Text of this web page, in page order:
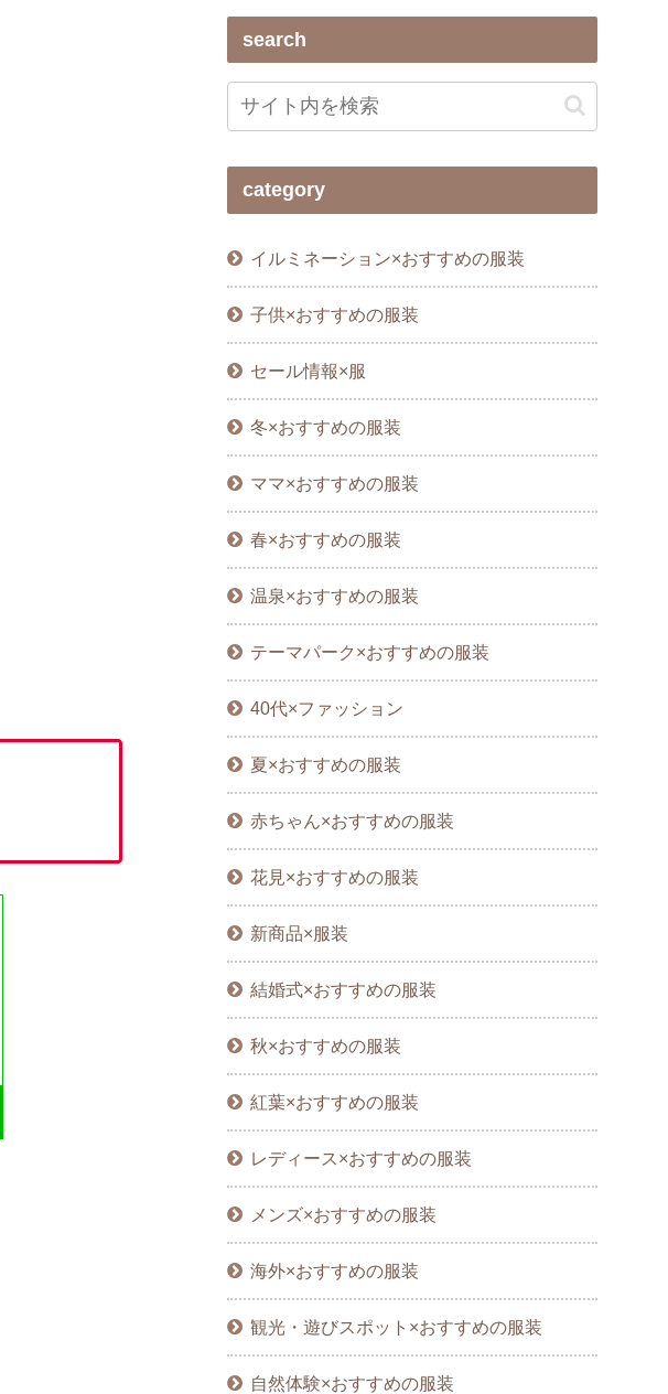
search
category
イルミネーション×おすすめの服装
子供×おすすめの服装
セール情報×服
冬×おすすめの服装
ママ×おすすめの服装
春×おすすめの服装
温泉×おすすめの服装
テーマパーク×おすすめの服装
40代×ファッション
夏×おすすめの服装
赤ちゃん×おすすめの服装
花見×おすすめの服装
新商品×服装
結婚式×おすすめの服装
秋×おすすめの服装
紅葉×おすすめの服装
レディース×おすすめの服装
メンズ×おすすめの服装
海外×おすすめの服装
観光・遊びスポット×おすすめの服装
自然体験×おすすめの服装